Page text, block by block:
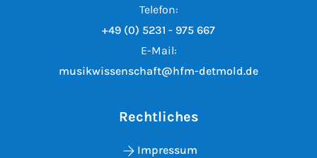
Telefon:
+49 (0) 5231 - 975 667
E-Mail:
musikwissenschaft@hfm-detmold.de
Rechtliches
Impressum